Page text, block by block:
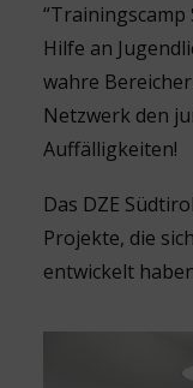
“Trainingscamp
Hilfe an
wahre
Netzwerk den
Auffälligkeiten!
Das DZE
Projekte, die
entwickelt